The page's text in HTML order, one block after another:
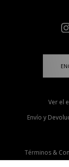
Ver el
Envío y
Términos &